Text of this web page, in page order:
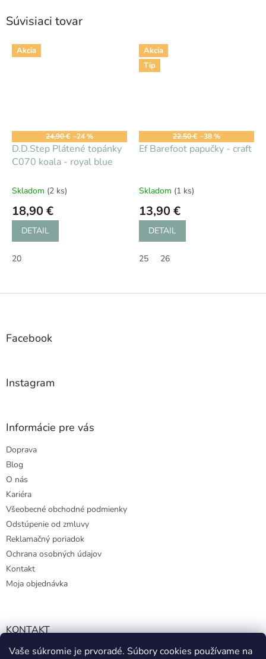
Vaše súkromie je prvoradé. Súbory cookies používame na
Súvisiaci tovar
Akcia
24,90 € –24 %
D.D.Step Plátené topánky
C070 koala - royal blue
Skladom (2 ks)
18,90 €
DETAIL
20
Akcia
Tip
22,50 € –38 %
Ef Barefoot papučky - craft
Skladom (1 ks)
13,90 €
DETAIL
25 26
Z
Facebook
Instagram
Informácie pre vás
Doprava
Blog
O nás
Kariéra
Všeobecné obchodné podmienky
Odstúpenie od zmluvy
Reklamačný poriadok
Ochrana osobných údajov
Kontakt
Moja objednávka
KONTAKT
info@kmart.sk